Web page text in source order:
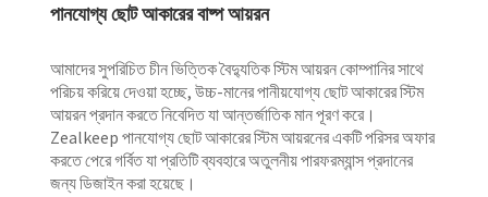
পানযোগ্য ছোট আকারের বাষ্প আয়রন
আমাদের সুপরিচিত চীন ভিত্তিক বৈদ্যুতিক স্টিম আয়রন কোম্পানির সাথে
পরিচয় করিয়ে দেওয়া হচ্ছে, উচ্চ-মানের পানীয়যোগ্য ছোট আকারের স্টিম
আয়রন প্রদান করতে নিবেদিত যা আন্তর্জাতিক মান পূরণ করে।
Zealkeep পানযোগ্য ছোট আকারের স্টিম আয়রনের একটি পরিসর অফার
করতে পেরে গর্বিত যা প্রতিটি ব্যবহারে অতুলনীয় পারফরম্যান্স প্রদানের
জন্য ডিজাইন করা হয়েছে।